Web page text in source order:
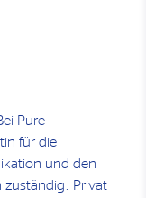
Pure
für die
und den
zuständig. Privat